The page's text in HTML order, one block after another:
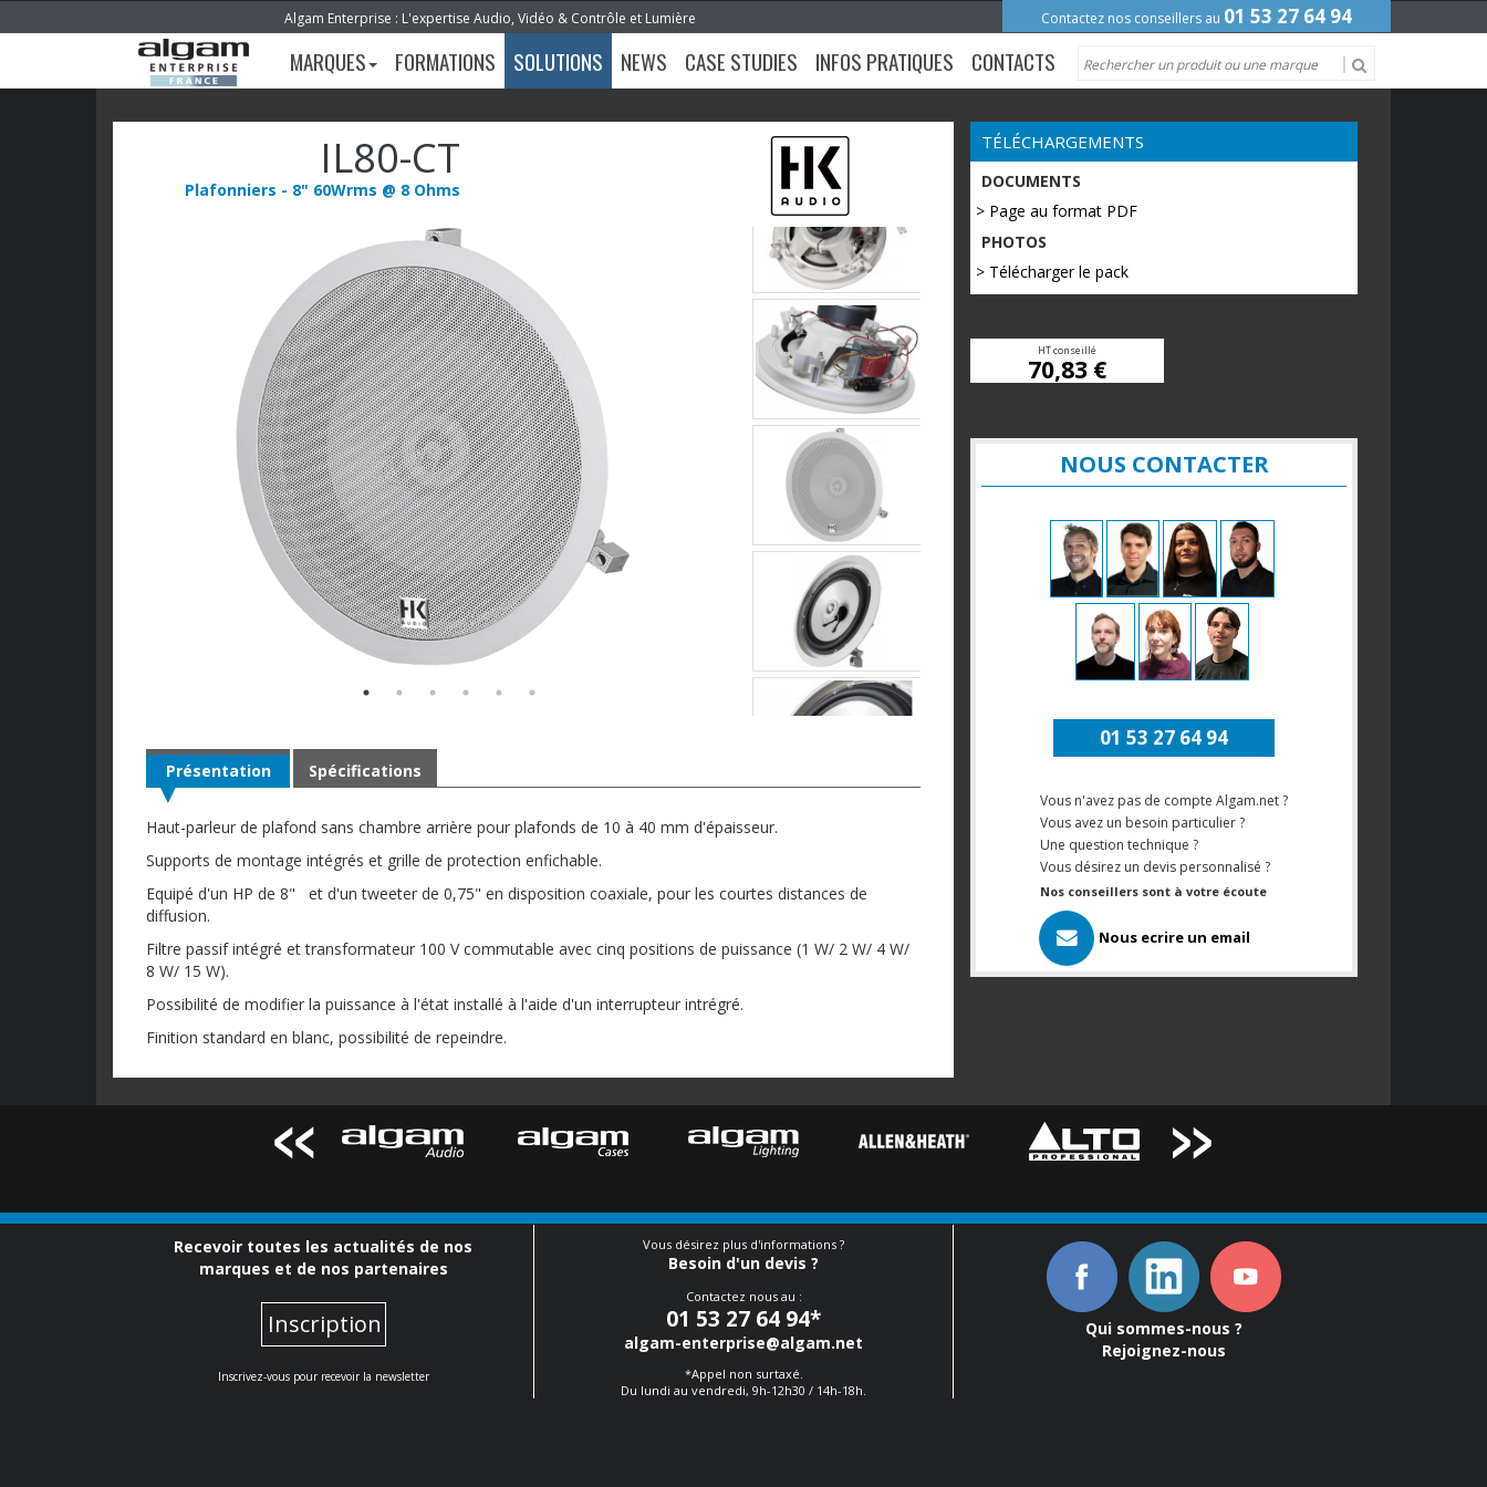
Algam Enterprise : L'expertise Audio, Vidéo & Contrôle et Lumière Contactez nos conseillers au 01 53 27 64 94
MARQUES FORMATIONS SOLUTIONS NEWS CASE STUDIES INFOS PRATIQUES CONTACTS
IL80-CT
Plafonniers - 8" 60Wrms @ 8 Ohms
Présentation
Haut-parleur de plafond sans chambre arrière pour plafonds de 10 à 40 mm d'épaisseur.
Supports de montage intégrés et grille de protection enfichable.
Equipé d'un HP de 8" et d'un tweeter de 0,75" en disposition coaxiale, pour les courtes distances de
diffusion.
Filtre passif intégré et transformateur 100 V commutable avec cinq positions de puissance (1 W/ 2 W/ 4 W/
8 W/ 15 W).
Possibilité de modifier la puissance à l'état installé à l'aide d'un interrupteur intrégré.
Finition standard en blanc, possibilité de repeindre.
Spécifications
TÉLÉCHARGEMENTS
DOCUMENTS
> Page au format PDF
PHOTOS
> Télécharger le pack
HT conseillé
70,83 €
NOUS CONTACTER
01 53 27 64 94
Vous n'avez pas de compte Algam.net ?
Vous avez un besoin particulier ?
Une question technique ?
Vous désirez un devis personnalisé ?
Nos conseillers sont à votre écoute
Nous ecrire un email
Recevoir toutes les actualités de nos
marques et de nos partenaires
Inscription
Inscrivez-vous pour recevoir la newsletter
Vous désirez plus d'informations ?
Besoin d'un devis ?
Contactez nous au :
01 53 27 64 94*
algam-enterprise@algam.net
*Appel non surtaxé.
Du lundi au vendredi, 9h-12h30 / 14h-18h.
Qui sommes-nous ?
Rejoignez-nous